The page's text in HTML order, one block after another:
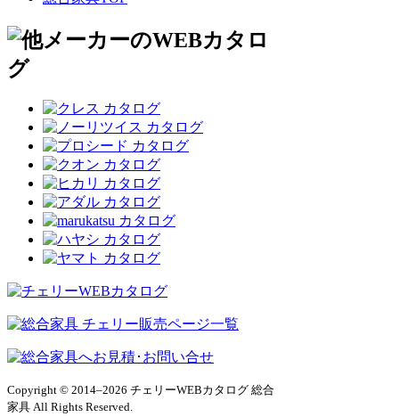
Copyright © 2014–2026 チェリーWEBカタログ 総合
家具 All Rights Reserved.